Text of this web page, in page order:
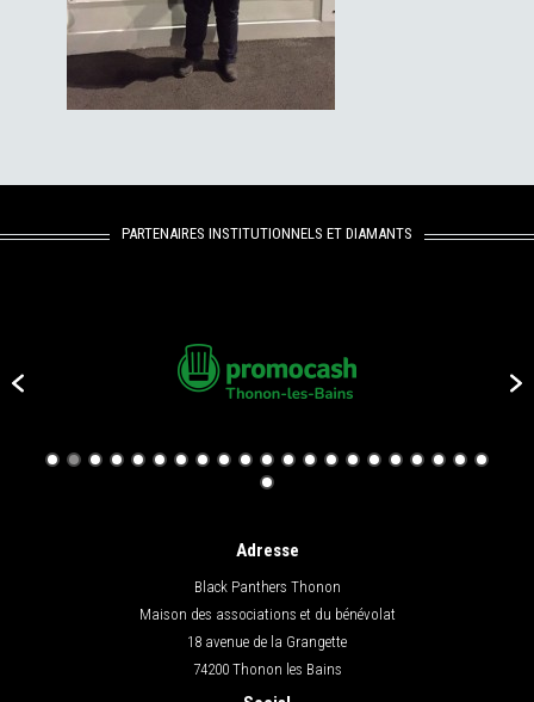
PARTENAIRES INSTITUTIONNELS ET DIAMANTS
Adresse
Black Panthers Thonon
Maison des associations et du bénévolat
18 avenue de la Grangette
74200 Thonon les Bains